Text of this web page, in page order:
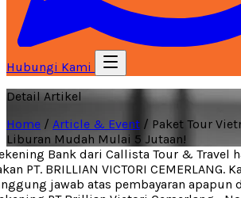
Hubungi Kami
Detail Artikel
Home / Article & Event / Paket Tour
Liburan Mudah Mulai 5 Jutaan!
Bank dari Callista Tour & Travel
PT. BRILLIAN VICTORI CEMERLANG.
jawab atas pembayaran apapun